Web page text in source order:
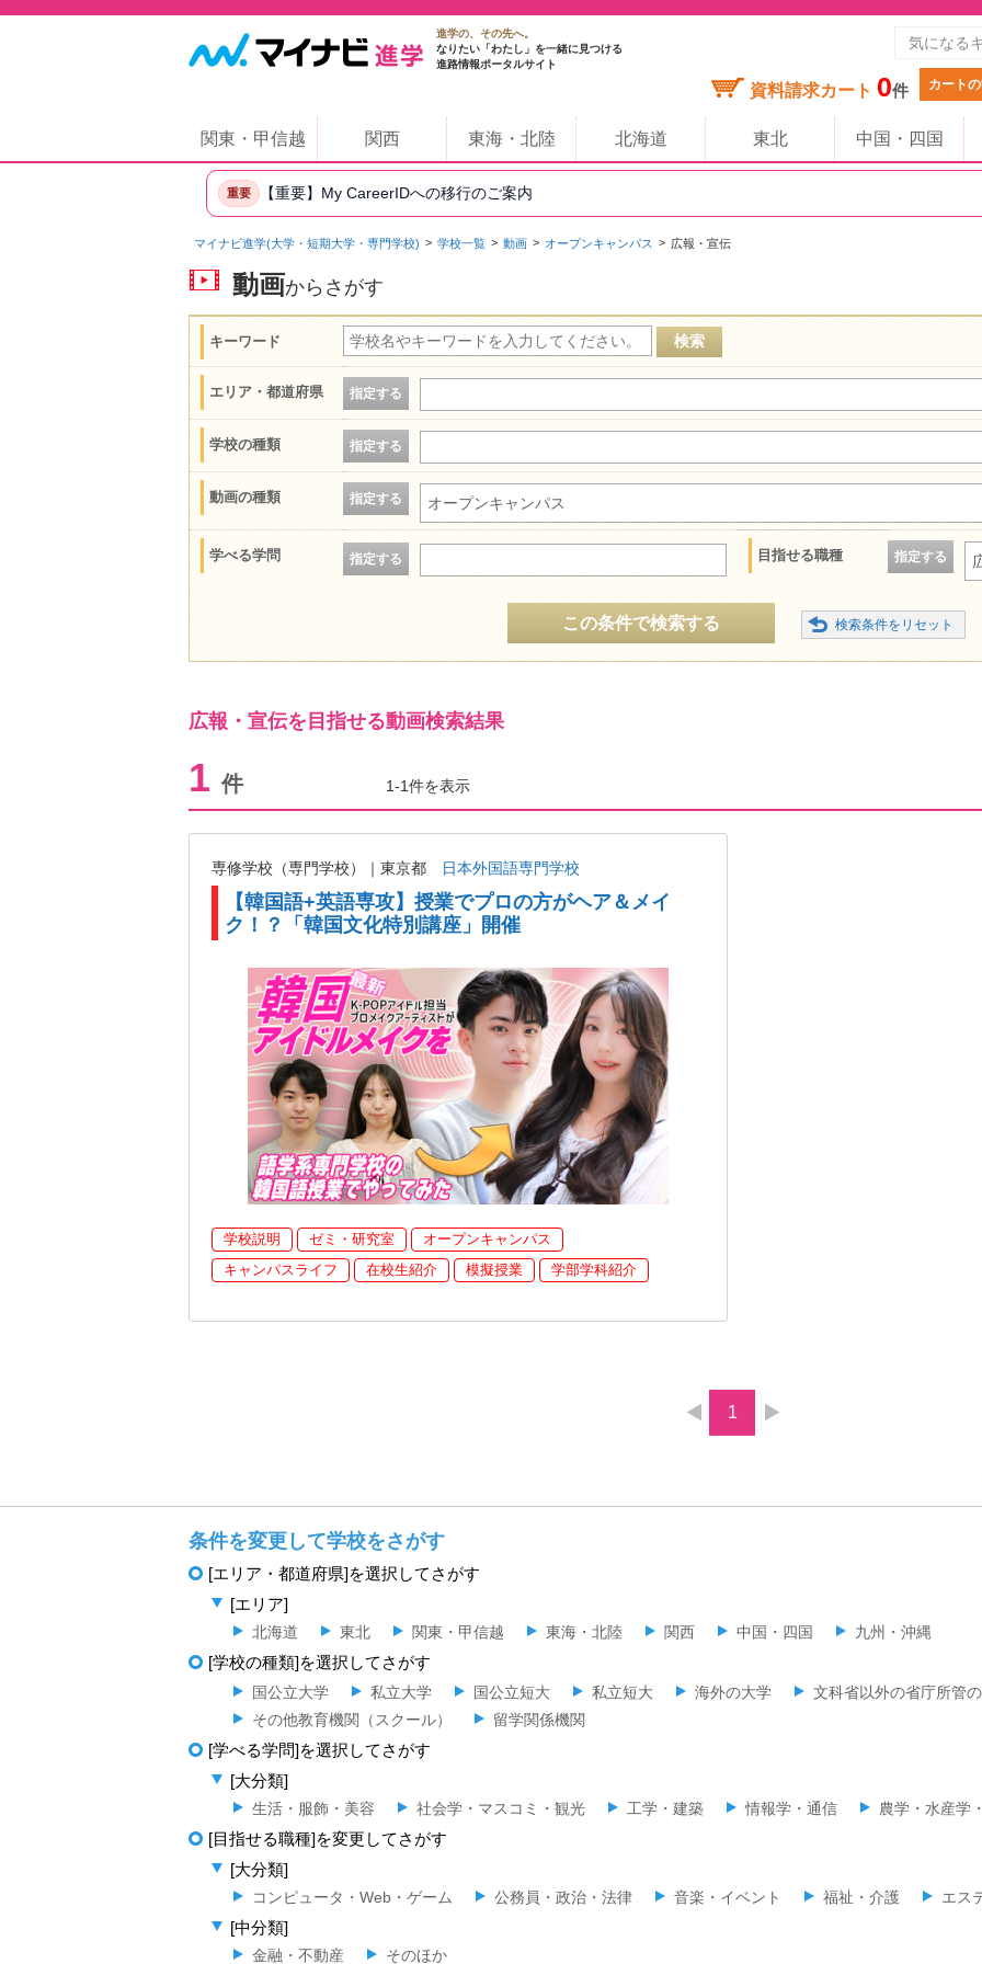
進学の、その先へ。
なりたい「わたし」を一緒に見つける
進路情報ポータルサイト
資料請求カート 0件 カート
関東・甲信越 関西 東海・北陸 北海道 東北 中国・四国
重要 【重要】My CareerIDへの移行のご案内
マイナビ進学(大学・短期大学・専門学校) 学校一覧 動画 オープンキャンパス 広報・宣伝
動画からさがす
キーワード
エリア・都道府県 指定する
学校の種類 指定する
動画の種類 指定する オープンキャンパス
学べる学問 指定する 目指せる職種 指定する
この条件で検索する
広報・宣伝を目指せる動画検索結果
1 件 1-1件を表示
専修学校（専門学校）｜東京都 日本外国語専門学校
【韓国語+英語専攻】授業でプロの方がヘア＆メイ
ク！？「韓国文化特別講座」開催
学校説明 ゼミ・研究室
オープンキャンパス
キャンパスライフ
在校生紹介 模擬授業 学部学科紹介
1
条件を変更して学校をさがす
[エリア・都道府県]を選択してさがす
[エリア]
北海道 東北 関東・甲信越 東海・北陸 関西 中国・四国 九州・沖縄
[学校の種類]を選択してさがす
国公立大学 私立大学 国公立短大 私立短大 海外の大学 文科省以外の省庁所管
その他教育機関（スクール）
留学関係機関
[学べる学問]を選択してさがす
[大分類]
生活・服飾・美容 社会学・マスコミ・観光 工学・建築 情報学・通信 農学・水産学
[目指せる職種]を変更してさがす
[大分類]
コンピュータ・Web・ゲーム 公務員・政治・法律 音楽・イベント 福祉・介護 エス
[中分類]
金融・不動産 そのほか